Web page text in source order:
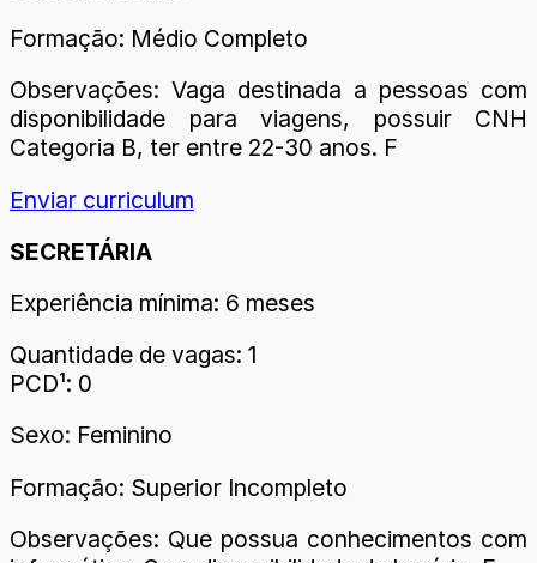
Formação: Médio Completo
Observações: Vaga destinada a pessoas com
disponibilidade para viagens, possuir CNH
Categoria B, ter entre 22-30 anos. F
Enviar curriculum
SECRETÁRIA
Experiência mínima: 6 meses
Quantidade de vagas: 1
PCD¹: 0
Sexo: Feminino
Formação: Superior Incompleto
Observações: Que possua conhecimentos com